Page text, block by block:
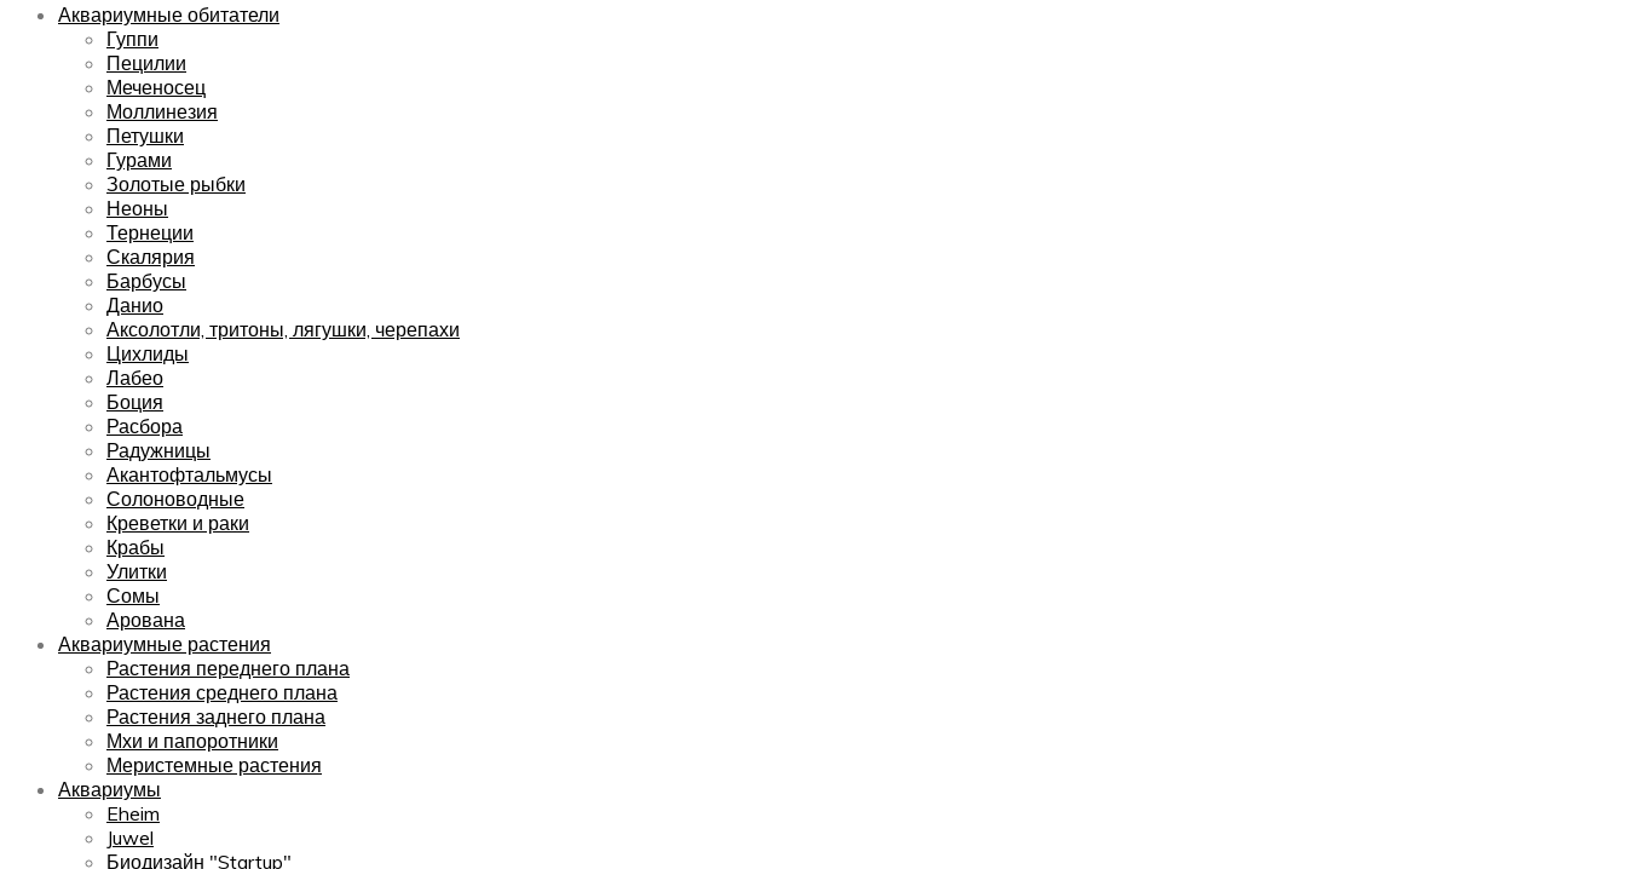
Аквариумные обитатели
Гуппи
Пецилии
Меченосец
Моллинезия
Петушки
Гурами
Золотые рыбки
Неоны
Тернеции
Скалярия
Барбусы
Данио
Аксолотли, тритоны, лягушки, черепахи
Цихлиды
Лабео
Боция
Расбора
Радужницы
Акантофтальмусы
Солоноводные
Креветки и раки
Крабы
Улитки
Сомы
Арована
Аквариумные растения
Растения переднего плана
Растения среднего плана
Растения заднего плана
Мхи и папоротники
Меристемные растения
Аквариумы
Eheim
Juwel
Биодизайн "Startup"